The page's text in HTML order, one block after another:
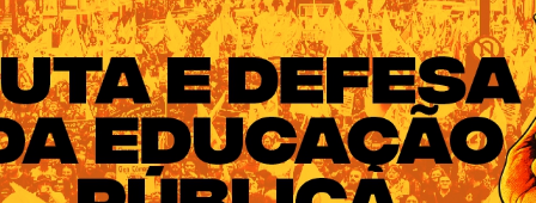
Estado do Rio Grande do Sul